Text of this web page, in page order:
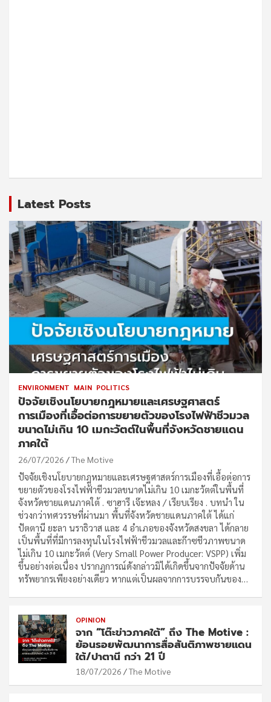
Latest Posts
ENVIRONMENT MAIN POLITICS
ปัจจัยเชิงนโยบายกฎหมายและเศรษฐศาสตร์
การเมืองที่เอื้อต่อการขยายตัวของโรงไฟฟ้าชีวมวล
ขนาดไม่เกิน 10 เมกะวัตต์ในพื้นที่จังหวัดชายแดน
ภาคใต้
26/07/2026 The Motive
ปัจจัยเชิงนโยบายกฎหมายและเศรษฐศาสตร์การเมืองที่เอื้อต่อการ
ขยายตัวของโรงไฟฟ้าชีวมวลขนาดไม่เกิน 10 เมกะวัตต์ในพื้นที่
จังหวัดชายแดนภาคใต้ . ซาฮารี เจ๊ะหลง / เรียบเรียง . บทนำ ใน
ช่วงกว่าทศวรรษที่ผ่านมา พื้นที่จังหวัดชายแดนภาคใต้ ได้แก่
ปัตตานี ยะลา นราธิวาส และ 4 อำเภอของจังหวัดสงขลา ได้กลาย
เป็นพื้นที่ที่มีการลงทุนในโรงไฟฟ้าชีวมวลและก๊าซชีวภาพขนาด
ไม่เกิน 10 เมกะวัตต์ (Very Small Power Producer: VSPP) เพิ่ม
ขึ้นอย่างต่อเนื่อง ปรากฏการณ์ดังกล่าวมิได้เกิดขึ้นจากปัจจัยด้าน
ทรัพยากรเพียงอย่างเดียว หากแต่เป็นผลจากการบรรจบกันของ…
OPINION
จาก “โต๊ะข่าวภาคใต้” ถึง The Motive :
ย้อนรอยพัฒนาการสื่อสันติภาพชายแดน
ใต้/ปาตานี กว่า 21 ปี
18/07/2026 The Motive